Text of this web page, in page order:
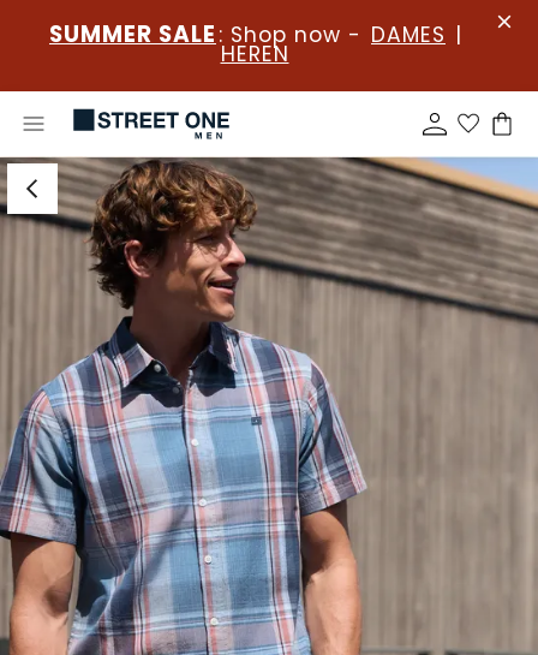
SUMMER SALE : Shop now - DAMES |
HEREN